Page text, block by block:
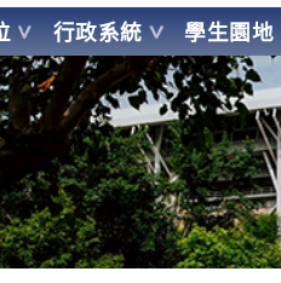
行政系統 學生園地
KAOHSIUNG NORMAL